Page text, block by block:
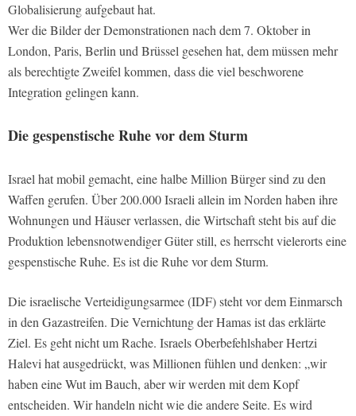
Globalisierung aufgebaut hat.
Wer die Bilder der Demonstrationen nach dem 7. Oktober in
London, Paris, Berlin und Brüssel gesehen hat, dem müssen mehr
als berechtigte Zweifel kommen, dass die viel beschworene
Integration gelingen kann.
Die gespenstische Ruhe vor dem Sturm
Israel hat mobil gemacht, eine halbe Million Bürger sind zu den
Waffen gerufen. Über 200.000 Israeli allein im Norden haben ihre
Wohnungen und Häuser verlassen, die Wirtschaft steht bis auf die
Produktion lebensnotwendiger Güter still, es herrscht vielerorts eine
gespenstische Ruhe. Es ist die Ruhe vor dem Sturm.
Die israelische Verteidigungsarmee (IDF) steht vor dem Einmarsch
in den Gazastreifen. Die Vernichtung der Hamas ist das erklärte
Ziel. Es geht nicht um Rache. Israels Oberbefehlshaber Hertzi
Halevi hat ausgedrückt, was Millionen fühlen und denken: „wir
haben eine Wut im Bauch, aber wir werden mit dem Kopf
entscheiden. Wir handeln nicht wie die andere Seite. Es wird